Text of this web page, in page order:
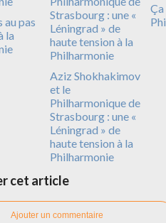
au pas
la
Aziz Shokhakimov
et le
Philharmonique de
Strasbourg : une «
Léningrad » de
haute tension à la
Philharmonie
Ça
cet article
Ajouter un commentaire